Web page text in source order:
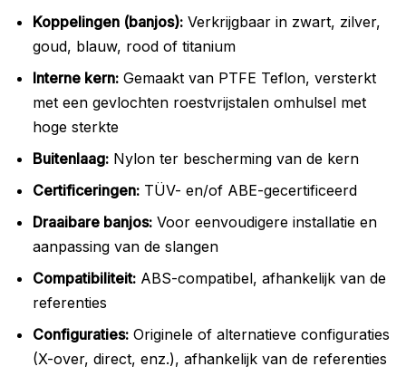
Koppelingen (banjos):Verkrijgbaar in zwart, zilver,
goud, blauw, rood of titanium
Interne kern:Gemaakt van PTFE Teflon, versterkt
met een gevlochten roestvrijstalen omhulsel met
hoge sterkte
Buitenlaag:Nylon ter bescherming van de kern
Certificeringen:TÜV- en/of ABE-gecertificeerd
Draaibare banjos:Voor eenvoudigere installatie en
aanpassing van de slangen
Compatibiliteit:ABS-compatibel, afhankelijk van de
referenties
Configuraties:Originele of alternatieve configuraties
(X-over, direct, enz.), afhankelijk van de referenties